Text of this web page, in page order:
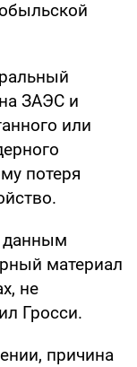
ЗАЭС и
или
потеря
данным
материал
не
Гросси.
причина